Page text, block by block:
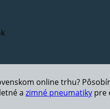
online trhu?
a zimné pneumatiky pre